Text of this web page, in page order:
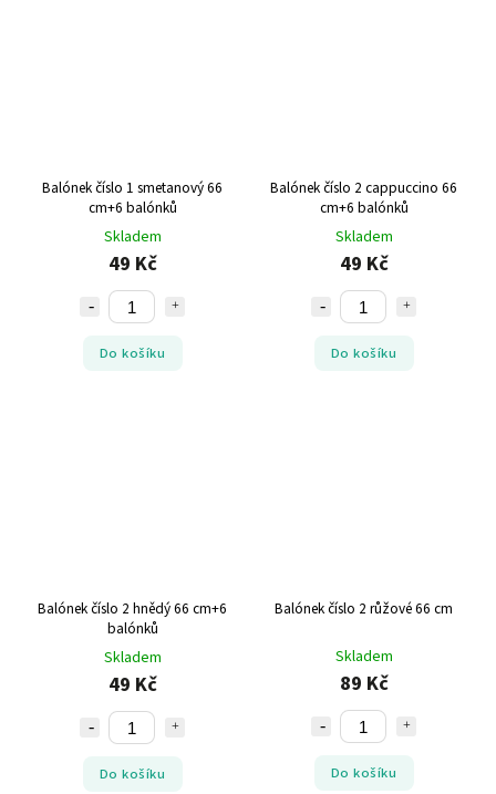
Balónek číslo 1 smetanový 66
cm+6 balónků
Skladem
49 Kč
Do košíku
Balónek číslo 2 cappuccino 66
cm+6 balónků
Skladem
49 Kč
Do košíku
Balónek číslo 2 hnědý 66 cm+6
balónků
Skladem
49 Kč
Do košíku
Balónek číslo 2 růžové 66 cm
Skladem
89 Kč
Do košíku